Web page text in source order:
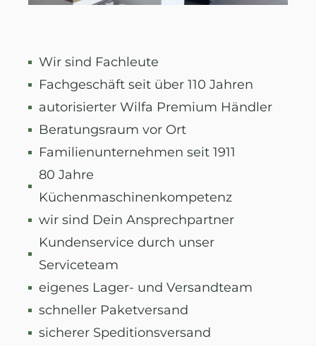
Wir sind Fachleute
Fachgeschäft seit über 110 Jahren
autorisierter Wilfa Premium Händler
Beratungsraum vor Ort
Familienunternehmen seit 1911
80 Jahre
Küchenmaschinenkompetenz
wir sind Dein Ansprechpartner
Kundenservice durch unser
Serviceteam
eigenes Lager- und Versandteam
schneller Paketversand
sicherer Speditionsversand